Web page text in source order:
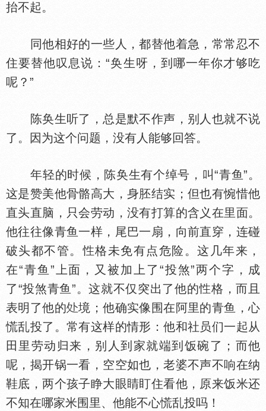
抬不起。
同他相好的一些人，都替他着急，常常忍不
住要替他叹息说：“奂生呀，到哪一年你才够吃
呢？”
陈奂生听了，总是默不作声，别人也就不说
了。因为这个问题，没有人能够回答。
年轻的时候，陈奂生有个绰号，叫“青鱼”。
这是赞美他骨骼高大，身胚结实；但也有惋惜他
直头直脑，只会劳动，没有打算的含义在里面。
他往往像青鱼一样，尾巴一扇，向前直穿，连碰
破头都不管。
格未免有点危险。这几年来，
在“青鱼”上面，又被加上了“投煞”两个字，成
了“投煞青鱼”。这就不仅突出了他的
格，而且
表明了他的
境；他确实像围在阿里的青鱼，心
慌乱投了。常有这样的情形：他和社员们一起从
田里劳动归来，别人到家就端到饭碗了；而他
呢，揭开锅一看，空空如也，老婆不声不响在纳
鞋底，两个孩子睁大眼睛盯住看他，原来饭米还
不知在哪家米围里、他能不心慌乱投吗！